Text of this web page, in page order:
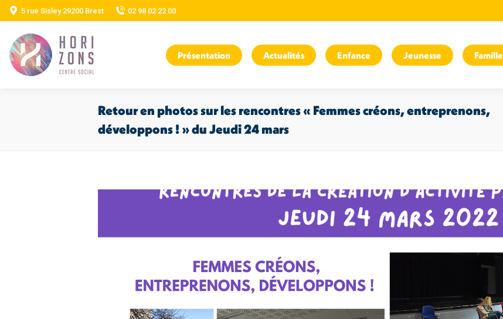
5 rue Sisley 29200 Brest 02 98 02 22 00
Présentation Actualités Enfance Jeunesse Famille
Retour en photos sur les rencontres « Femmes créons, entreprenons,
développons ! » du Jeudi 24 mars